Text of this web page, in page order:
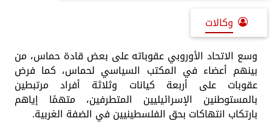
وكالات
وسع الاتحاد الأوروبي عقوباته على بعض قادة حماس، من
بينهم أعضاء في المكتب السياسي لحماس، كما فرض
عقوبات على أربعة كيانات وثلاثة أفراد مرتبطين
بالمستوطنين الإسرائيليين المتطرفين، متهمًا إياهم
بارتكاب انتهاكات بحق الفلسطينيين في الضفة الغربية.